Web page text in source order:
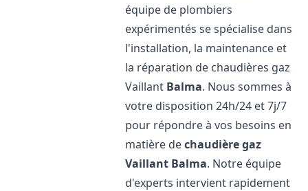
équipe de plombiers
expérimentés se spécialise dans
l'installation, la maintenance et
la réparation de chaudières gaz
Vaillant Balma. Nous sommes à
votre disposition 24h/24 et 7j/7
pour répondre à vos besoins en
matière dechaudière gaz
Vaillant Balma. Notre équipe
d'experts intervient rapidement